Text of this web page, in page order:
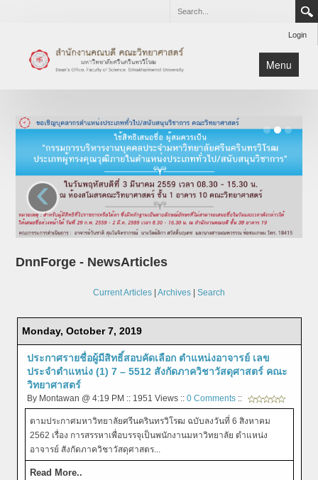
Login
Menu
บริการ
ดาวน์โหลด
ติดต่อ
หน้าหลัก
‹
DnnForge - NewsArticles
Current Articles Archives Search
Monday, October 7, 2019
ประกาศรายชื่อผู้มีสิทธิ์สอบคัดเลือก ตำแหน่งอาจารย์ เลข
ประจำตำแหน่ง (1) 7 – 5512 สังกัดภาควิชาวัสดุศาสตร์ คณะ
วิทยาศาสตร์
By Montawan @ 4:19 PM :: 1951 Views :: 0 Comments::
ตามประกาศมหาวิทยาลัยศรีนครินทรวิโรฒ ฉบับลงวันที่ 6 สิงหาคม
2562 เรื่อง การสรรหาเพื่อบรรจุเป็นพนักงานมหาวิทยาลัย ตำแหน่ง
อาจารย์ สังกัดภาควิชาวัสดุศาสตร...
Read More..